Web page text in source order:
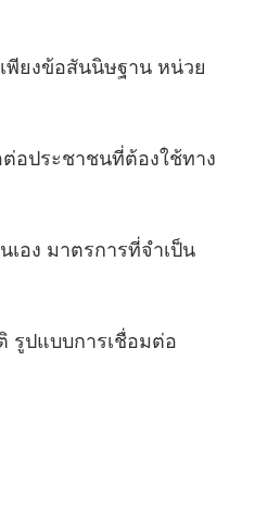
พียงข้อสันนิษฐาน หน่วย
อประชาชนที่ต้องใช้ทาง
อง มาตรการที่จำเป็น
รูปแบบการเชื่อมต่อ